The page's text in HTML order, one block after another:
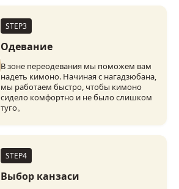
STEP3
Одевание
В зоне переодевания мы поможем вам
надеть кимоно. Начиная с нагадзюбана,
мы работаем быстро, чтобы кимоно
сидело комфортно и не было слишком
туго。
STEP4
Выбор канзаси